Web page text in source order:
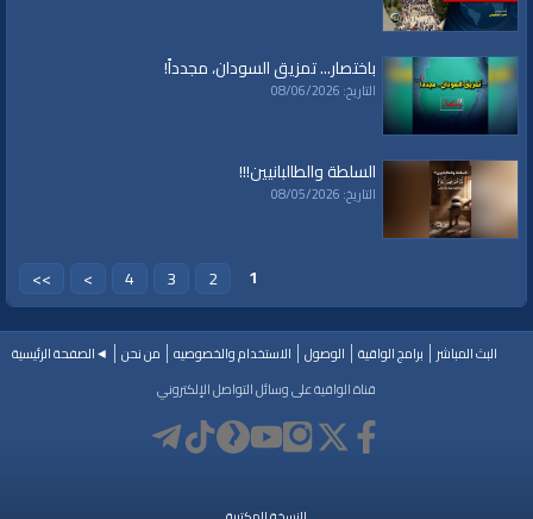
باختصار... تمزيق السودان، مجدداً!
التاريخ: 08/06/2026
السلطة والطالبانيين!!!
التاريخ: 08/05/2026
1
2
3
4
>
>>
البث المباشر برامج الواقية الوصول الاستخدام والخصوصيه من نحن
◄الصفحة الرئيسية
قناة الواقية على وسائل التواصل الإلكتروني